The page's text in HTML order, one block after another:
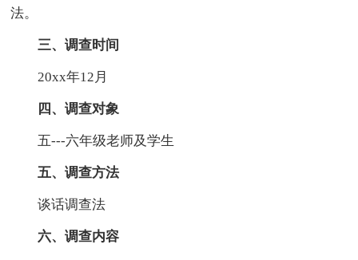
法。
三、调查时间
20xx年12月
四、调查对象
五---六年级老师及学生
五、调查方法
谈话调查法
六、调查内容